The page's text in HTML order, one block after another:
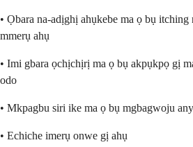
• Ọbara na-adịghị ahụkebe ma ọ bụ itching
mmerụ ahụ
• Imi gbara ọchịchịrị ma ọ bụ akpụkpọ gị
odo
• Mkpagbu siri ike ma ọ bụ mgbagwoju
• Echiche imerụ onwe gị ahụ